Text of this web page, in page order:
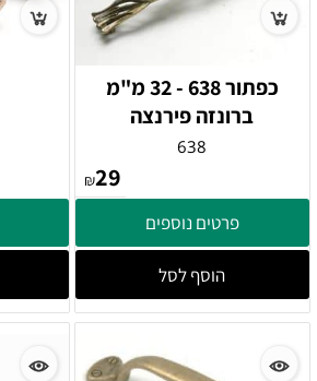
כפתור 638 - 32 מ"מ
ברונזה פירנצה
638
₪29
פרטים נוספים
הוסף לסל